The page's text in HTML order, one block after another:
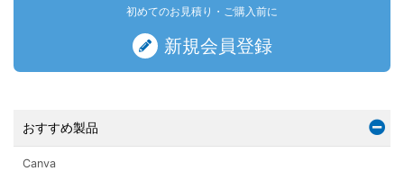
初めてのお見積り・ご購入前に
新規会員登録
おすすめ製品
Canva